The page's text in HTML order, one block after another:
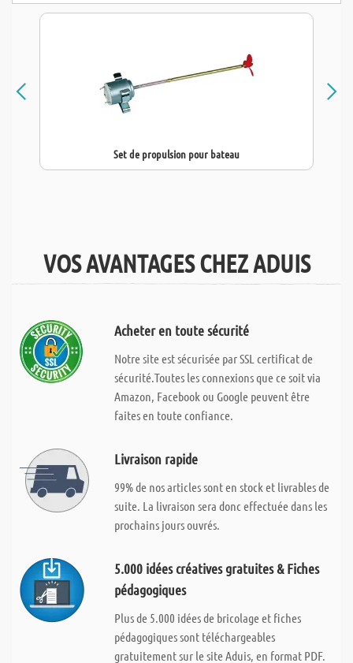
Set de propulsion pour bateau
VOS AVANTAGES CHEZ ADUIS
Acheter en toute sécurité
Notre site est sécurisée par SSL certificat de
sécurité.Toutes les connexions que ce soit via
Amazon, Facebook ou Google peuvent être
faites en toute confiance.
Livraison rapide
99% de nos articles sont en stock et livrables de
suite. La livraison sera donc effectuée dans les
prochains jours ouvrés.
5.000 idées créatives gratuites & Fiches
pédagogiques
Plus de 5.000 idées de bricolage et fiches
pédagogiques sont téléchargeables
gratuitement sur le site Aduis, en format PDF.